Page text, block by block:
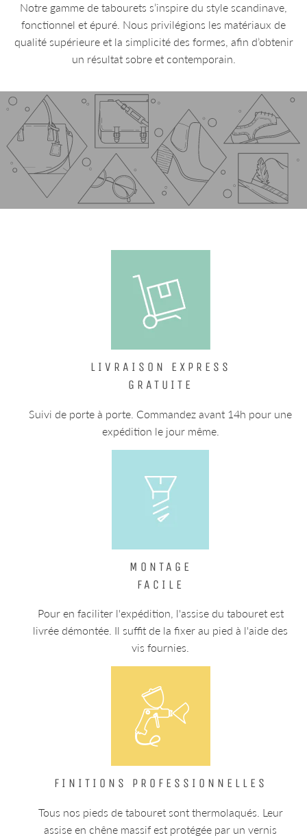
Notre gamme de tabourets s’inspire du style scandinave,
fonctionnel et épuré. Nous privilégions les matériaux de
qualité supérieure et la simplicité des formes, afin d’obtenir
un résultat sobre et contemporain.
LIVRAISON EXPRESS
GRATUITE
Suivi de porte à porte. Commandez avant 14h pour une
expédition le jour même.
MONTAGE
FACILE
Pour en faciliter l'expédition, l'assise du tabouret est
livrée démontée. Il suffit de la fixer au pied à l'aide des
vis fournies.
FINITIONS PROFESSIONNELLES
Tous nos pieds de tabouret sont thermolaqués. Leur
assise en chêne massif est protégée par un vernis